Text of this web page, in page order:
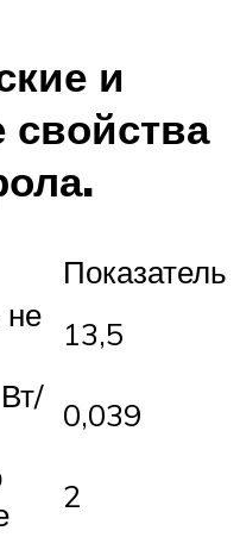
и
свойства
Показатель
не
13,5
0,039
2